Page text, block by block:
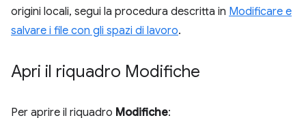
origini locali, segui la procedura descritta in Modificare e
salvare i file con gli spazi di lavoro.
Apri il riquadro Modifiche
Per aprire il riquadro Modifiche: